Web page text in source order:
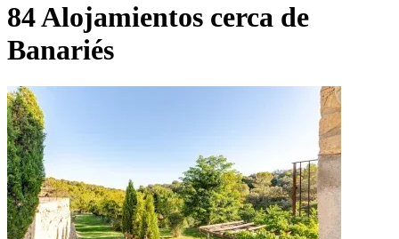
84 Alojamientos cerca de
Banariés